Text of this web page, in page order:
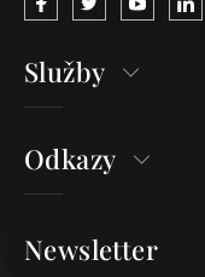
Služby
Odkazy
Newsletter